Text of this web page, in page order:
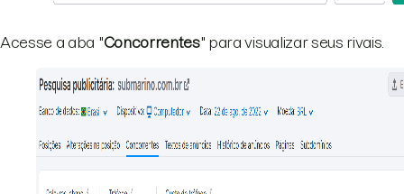
Acesse a aba "Concorrentes" para visualizar seus rivais.